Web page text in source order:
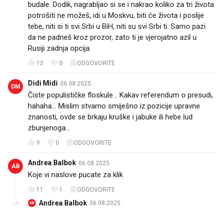
budale. Dodik, nagrabljao si se i nakrao koliko za tri života
potrošiti ne možeš, idi u Moskvu, biti će života i poslije
tebe, niti si ti svi Srbi u BiH, niti su svi Srbi ti. Samo pazi
da ne padneš kroz prozor, zato ti je vjerojatno azil u
Rusiji zadnja opcija.
13 0 ODGOVORITE
DM Didi Midi 06.08.2025.
Čiste populističke floskule... Kakav referendum o presudi,
hahaha... Mislim stvarno smiješno iz pozicije upravne
znanosti, ovde se brkaju kruške i jabuke ili hebe lud
zbunjenoga...
9 0 ODGOVORITE
AB Andrea Balbok 06.08.2025.
Koje vi naslove pucate za klik
11 1 ODGOVORITE
AB Andrea Balbok 06.08.2025.